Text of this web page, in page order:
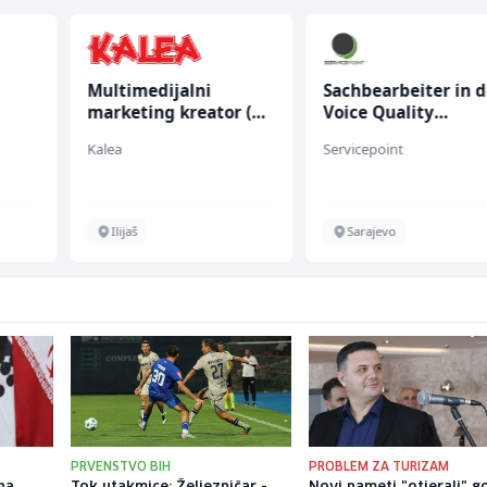
Multimedijalni
marketing kreator (m/
Kalea
Ilijaš
Sachbearbeiter in
Voice Quality
Servicepoint
Sarajevo
PRVENSTVO BIH PROBLEM ZA TURIZAM